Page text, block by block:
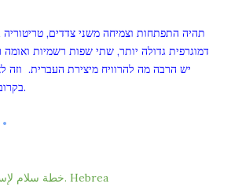
דמוגרפית גדולה יותר, שתי שפות רשמיות
יש הרבה מה להרוויח מיצירת העברית. וזה
בקרוב מאוד. האמין לנצח.
، خطة سلام لإسرائيل وفلسطين. Hebrea